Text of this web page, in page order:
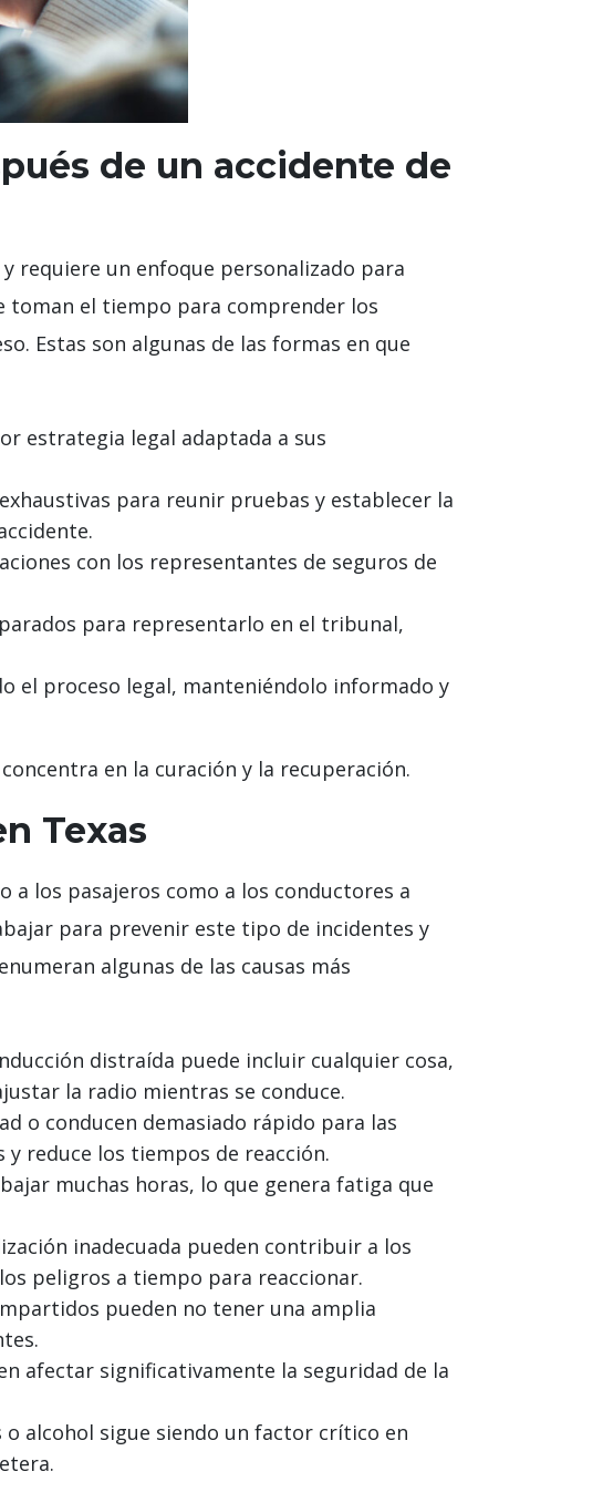
de un accidente de
requiere un enfoque personalizado para
toman el tiempo para comprender los
Estas son algunas de las formas en que
estrategia legal adaptada a sus
para reunir pruebas y establecer la
con los representantes de seguros de
para representarlo en el tribunal,
el proceso legal, manteniéndolo informado y
en la curación y la recuperación.
Texas
a los pasajeros como a los conductores a
para prevenir este tipo de incidentes y
algunas de las causas más
distraída puede incluir cualquier cosa,
la radio mientras se conduce.
o conducen demasiado rápido para las
reduce los tiempos de reacción.
muchas horas, lo que genera fatiga que
inadecuada pueden contribuir a los
peligros a tiempo para reaccionar.
pueden no tener una amplia
afectar significativamente la seguridad de la
alcohol sigue siendo un factor crítico en